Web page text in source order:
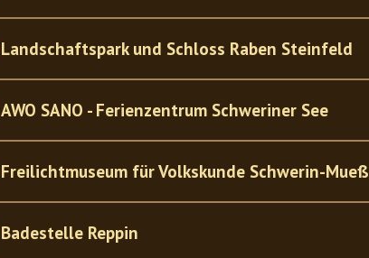
Landschaftspark und Schloss Raben Steinfeld
AWO SANO - Ferienzentrum Schweriner See
Freilichtmuseum für Volkskunde Schwerin-Mueß
Badestelle Reppin